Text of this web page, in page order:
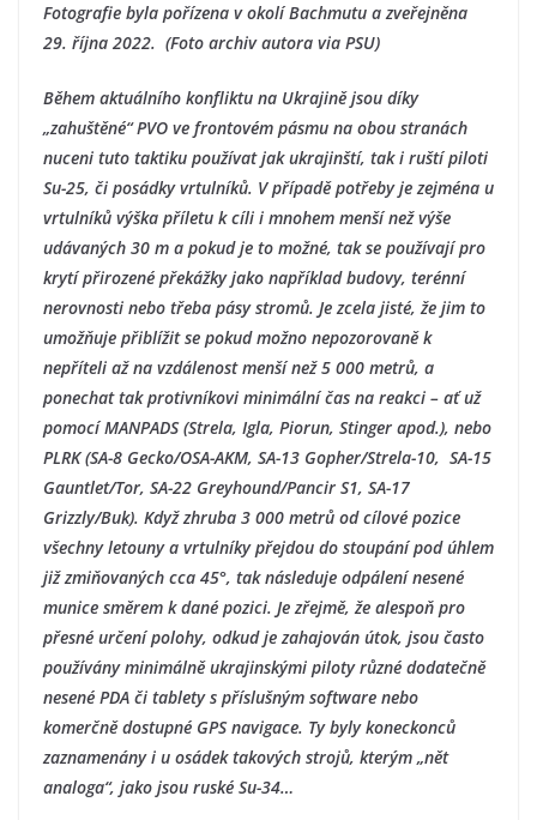
Fotografie byla pořízena v okolí Bachmutu a zveřejněna
29. října 2022. (Foto archiv autora via PSU)
Během aktuálního konfliktu na Ukrajině jsou díky
„zahuštěné“ PVO ve frontovém pásmu na obou stranách
nuceni tuto taktiku používat jak ukrajinští, tak i ruští piloti
Su-25, či posádky vrtulníků. V případě potřeby je zejména u
vrtulníků výška příletu k cíli i mnohem menší než výše
udávaných 30 m a pokud je to možné, tak se používají pro
krytí přirozené překážky jako například budovy, terénní
nerovnosti nebo třeba pásy stromů. Je zcela jisté, že jim to
umožňuje přiblížit se pokud možno nepozorovaně k
nepříteli až na vzdálenost menší než 5 000 metrů, a
ponechat tak protivníkovi minimální čas na reakci – ať už
pomocí MANPADS (Strela, Igla, Piorun, Stinger apod.), nebo
PLRK (SA-8 Gecko/OSA-AKM, SA-13 Gopher/Strela-10, SA-15
Gauntlet/Tor, SA-22 Greyhound/Pancir S1, SA-17
Grizzly/Buk). Když zhruba 3 000 metrů od cílové pozice
všechny letouny a vrtulníky přejdou do stoupání pod úhlem
již zmiňovaných cca 45°, tak následuje odpálení nesené
munice směrem k dané pozici. Je zřejmě, že alespoň pro
přesné určení polohy, odkud je zahajován útok, jsou často
používány minimálně ukrajinskými piloty různé dodatečně
nesené PDA či tablety s příslušným software nebo
komerčně dostupné GPS navigace. Ty byly koneckonců
zaznamenány i u osádek takových strojů, kterým „nět
analoga“, jako jsou ruské Su-34…